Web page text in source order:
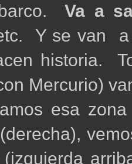
barco.Va a
Y se van a
historia.
Mercurio)
esa
(izquierda